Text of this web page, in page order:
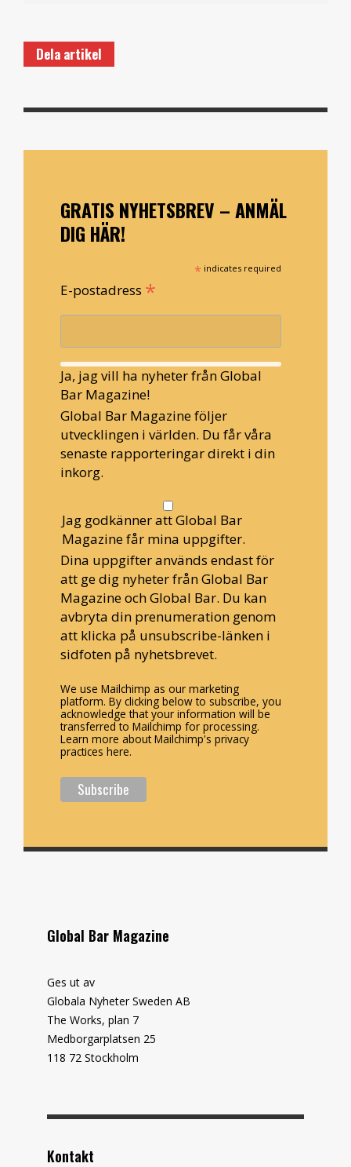
Dela artikel
GRATIS NYHETSBREV – ANMÄL
DIG HÄR!
* indicates required
E-postadress *
Ja, jag vill ha nyheter från Global
Bar Magazine!
Global Bar Magazine följer
utvecklingen i världen. Du får våra
senaste rapporteringar direkt i din
inkorg.
Jag godkänner att Global Bar
Magazine får mina uppgifter.
Dina uppgifter används endast för
att ge dig nyheter från Global Bar
Magazine och Global Bar. Du kan
avbryta din prenumeration genom
att klicka på unsubscribe-länken i
sidfoten på nyhetsbrevet.
We use Mailchimp as our marketing
platform. By clicking below to subscribe, you
acknowledge that your information will be
transferred to Mailchimp for processing.
Learn more about Mailchimp's privacy
practices here.
Global Bar Magazine
Ges ut av
Globala Nyheter Sweden AB
The Works, plan 7
Medborgarplatsen 25
118 72 Stockholm
Kontakt